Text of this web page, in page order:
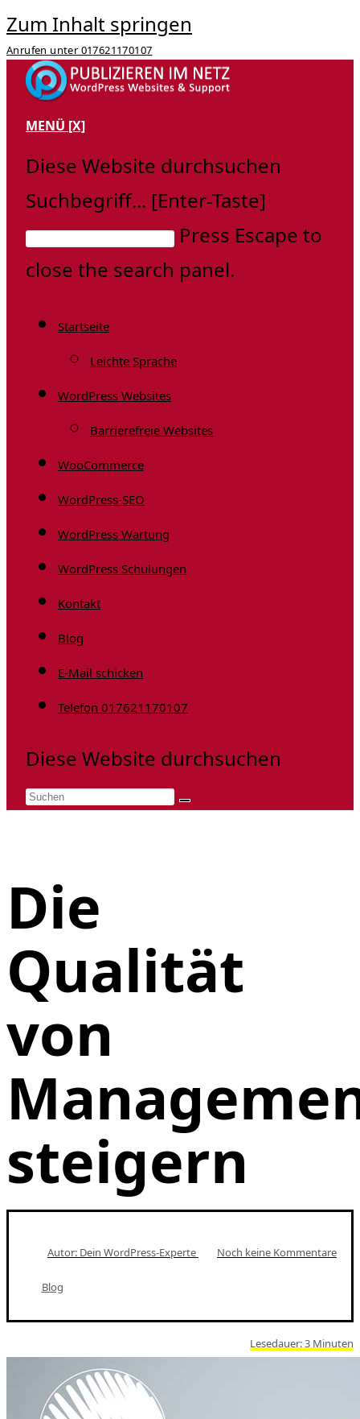
Zum Inhalt springen
Anrufen unter 017621170107
MENÜ [X]
Diese Website durchsuchen
Suchbegriff... [Enter-Taste]
Press Escape to
close the search panel.
Startseite
Leichte Sprache
WordPress Websites
Barrierefreie Websites
WooCommerce
WordPress-SEO
WordPress Wartung
WordPress Schulungen
Kontakt
Blog
E-Mail schicken
Telefon 017621170107
Diese Website durchsuchen
Die
Qualität
von
steigern
Autor: Dein WordPress-Experte Noch keine Kommentare
Blog
Lesedauer:3 Minuten